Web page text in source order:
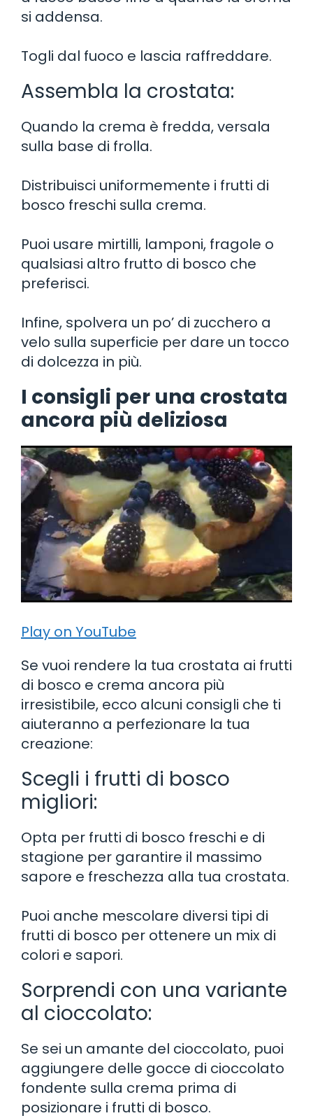
si addensa.
Togli dal fuoco e lascia raffreddare.
Assembla la crostata:
Quando la crema è fredda, versala
sulla base di frolla.
Distribuisci uniformemente i frutti di
bosco freschi sulla crema.
Puoi usare mirtilli, lamponi, fragole o
qualsiasi altro frutto di bosco che
preferisci.
Infine, spolvera un po’ di zucchero a
velo sulla superficie per dare un tocco
di dolcezza in più.
I consigli per una crostata
ancora più deliziosa
Play on YouTube
Se vuoi rendere la tua crostata ai frutti
di bosco e crema ancora più
irresistibile, ecco alcuni consigli che ti
aiuteranno a perfezionare la tua
creazione:
Scegli i frutti di bosco
migliori:
Opta per frutti di bosco freschi e di
stagione per garantire il massimo
sapore e freschezza alla tua crostata.
Puoi anche mescolare diversi tipi di
frutti di bosco per ottenere un mix di
colori e sapori.
Sorprendi con una variante
al cioccolato:
Se sei un amante del cioccolato, puoi
aggiungere delle gocce di cioccolato
fondente sulla crema prima di
posizionare i frutti di bosco.